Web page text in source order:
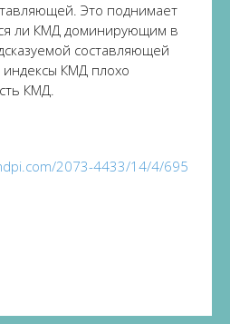
Это поднимает
ли КМД доминирующим в
составляющей
индексы КМД плохо
КМД.
2073-4433/14/4/695